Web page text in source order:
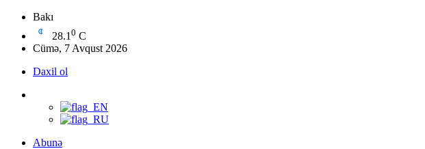
Bakı
28.1 0 C
Cümə, 7 Avqust 2026
Daxil ol
Abunə